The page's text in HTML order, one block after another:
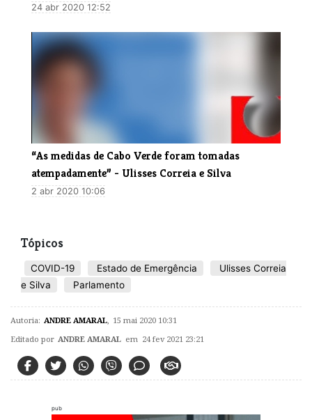
24 abr 2020 12:52
“As medidas de Cabo Verde foram tomadas
atempadamente” - Ulisses Correia e Silva
2 abr 2020 10:06
Tópicos
COVID-19 Estado de Emergência
Ulisses Correia
e Silva
Parlamento
Autoria: ANDRE AMARAL 15 mai 2020 10:31
Editado por ANDRE AMARAL em 24 fev 2021 23:21
pub